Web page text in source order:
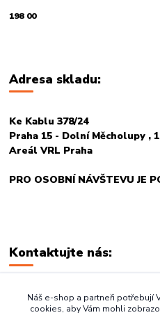
198 00
Adresa skladu:
Ke Kablu 378/24
Praha 15 - Dolní Měcholupy ,
Areál VRL Praha
PRO OSOBNÍ NÁVŠTEVU JE
Kontaktujte nás:
+420 774 678 717
Náš e-shop a partneři potřebují
cookies, aby Vám mohli